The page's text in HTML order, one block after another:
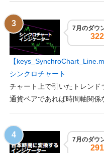
【
シンクロチャート
チャート上で引いたトレンド
通貨ペアであれば時間軸関係
7月のダウ
7月のダウ